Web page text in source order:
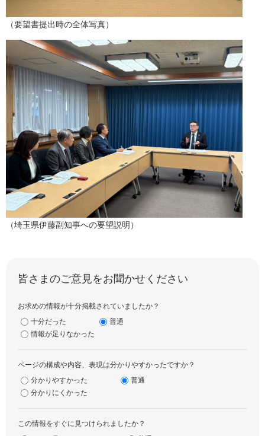
（要望書提出時の全体写真）
（埼玉県伊藤副知事への要望説明）
皆さまのご意見をお聞かせください
お求めの情報が十分掲載されていましたか？
十分だった
普通
情報が足りなかった
ページの構成や内容、表現は分かりやすかったですか？
分かりやすかった
普通
分かりにくかった
この情報をすぐに見つけられましたか？